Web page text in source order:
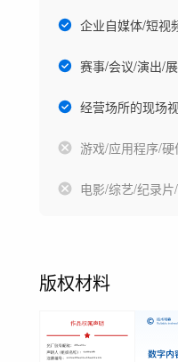
企业自媒体/短视
赛事/会议/演出/
经营场所的现场
游戏/应用程序/
电影/综艺/纪录
版权材料